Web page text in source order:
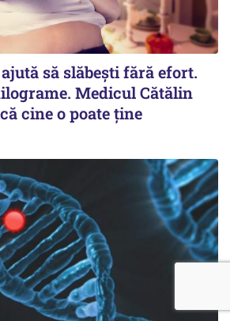
să slăbești fără efort.
Medicul Cătălin
cine o poate ține